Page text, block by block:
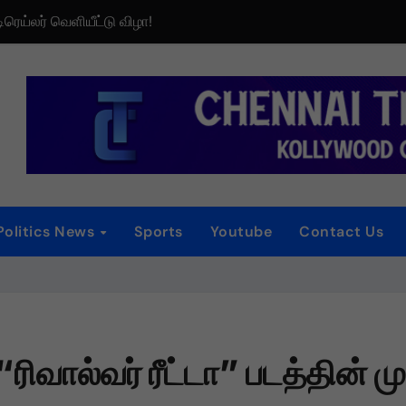
வெளியீட்டு விழா!
“ஏன் என்னை ஏதோ செய்தாய்” – டீசர் வெளியானது !
News Sports Youtube Contact Us
ரீட்டா” படத்தின்